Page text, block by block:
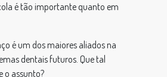
é tão importante quanto em
é um dos maiores aliados na
dentais futuros. Que tal
o assunto?